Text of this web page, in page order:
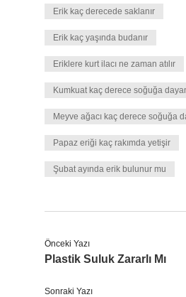
Erik kaç derecede saklanır
Erik kaç yaşında budanır
Eriklere kurt ilacı ne zaman atılır
Kumkuat kaç derece soğuğa
Meyve ağacı kaç derece soğuğa
Papaz eriği kaç rakımda yetişir
Şubat ayında erik bulunur mu
Önceki Yazı
Plastik Suluk Zararlı Mı
Sonraki Yazı